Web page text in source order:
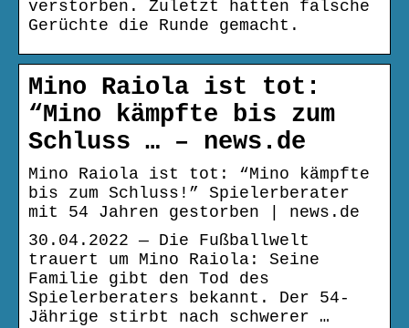
verstorben. Zuletzt hatten falsche
Gerüchte die Runde gemacht.
Mino Raiola ist tot:
“Mino kämpfte bis zum
Schluss … – news.de
Mino Raiola ist tot: “Mino kämpfte
bis zum Schluss!” Spielerberater
mit 54 Jahren gestorben | news.de
30.04.2022 — Die Fußballwelt
trauert um Mino Raiola: Seine
Familie gibt den Tod des
Spielerberaters bekannt. Der 54-
Jährige stirbt nach schwerer …